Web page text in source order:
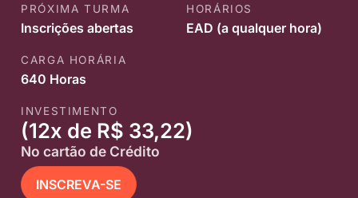
PRÓXIMA TURMA
Inscrições abertas
HORÁRIOS
EAD (a qualquer hora)
CARGA HORÁRIA
640 Horas
INVESTIMENTO
(12x de R$ 33,22)
No cartão de Crédito
INSCREVA-SE